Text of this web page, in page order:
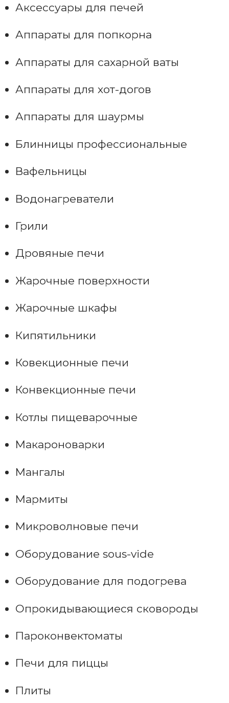
Аксессуары для печей
Аппараты для попкорна
Аппараты для сахарной ваты
Аппараты для хот-догов
Аппараты для шаурмы
Блинницы профессиональные
Вафельницы
Водонагреватели
Грили
Дровяные печи
Жарочные поверхности
Жарочные шкафы
Кипятильники
Ковекционные печи
Конвекционные печи
Котлы пищеварочные
Макароноварки
Мангалы
Мармиты
Микроволновые печи
Оборудование sous-vide
Оборудование для подогрева
Опрокидывающиеся сковороды
Пароконвектоматы
Печи для пиццы
Плиты